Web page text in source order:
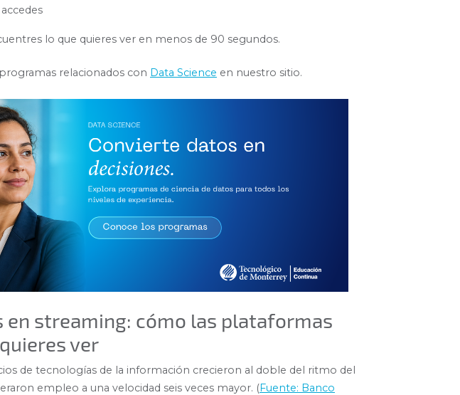
lo que quieres ver en menos de 90 segundos.
relacionados con Data Science en nuestro sitio.
en streaming: cómo las plataformas
ver
de tecnologías de la información crecieron al doble del ritmo del
empleo a una velocidad seis veces mayor. (Fuente: Banco